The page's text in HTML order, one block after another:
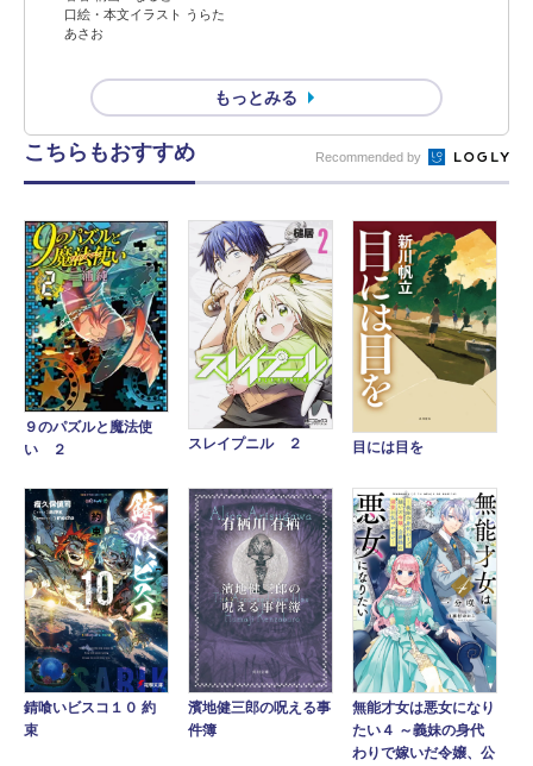
口絵・本文イラスト うらた
あさお
もっとみる
こちらもおすすめ Recommended by
９のパズルと魔法使
い ２
スレイプニル ２ 目には目を
錆喰いビスコ１０ 約
束
濱地健三郎の呪える事
件簿
無能才女は悪女になり
たい４ ～義妹の身代
わりで嫁いだ令嬢、公